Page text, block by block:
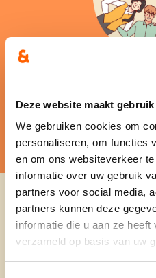
Deze website maakt
We gebruiken cookies om
personaliseren, om functies
en om ons websiteverkeer
informatie over uw gebruik
partners voor social media,
partners kunnen deze
informatie die u aan ze
verzameld op basis van uw